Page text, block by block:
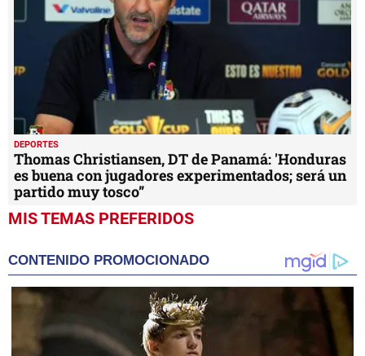
DEPORTES
Thomas Christiansen, DT de Panamá: 'Honduras
es buena con jugadores experimentados; será un
partido muy tosco”
MIS TEMAS PREFERIDOS
CONTENIDO PROMOCIONADO